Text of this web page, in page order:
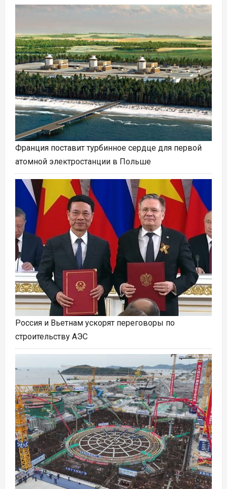
Франция поставит турбинное сердце для первой
атомной электростанции в Польше
Россия и Вьетнам ускорят переговоры по
строительству АЭС